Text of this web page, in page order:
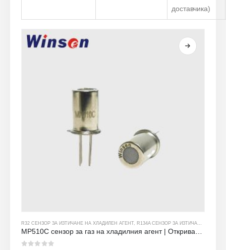
доставчика)
R32 СЕНЗОР ЗА ИЗТИЧАНЕ НА ХЛАДИЛЕН АГЕНТ, R134A СЕНЗОР ЗА ИЗТИЧАНЕ НА ХЛАДИЛЕН АГЕНТ
MP510C сензор за газ на хладилния агент | Откриване на течове с висока чувствителност за R32, R134A, R410A, R290